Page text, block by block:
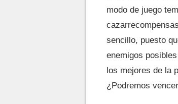
modo de juego
sencillo, puesto
enemigos
los mejores de la
¿Podremos